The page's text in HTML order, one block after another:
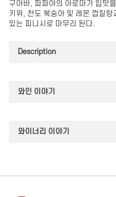
구아바, 파파야의 아로마가 입맛
키위, 천도 복숭아 및 레몬 껍질향
있는 피니시로 마무리 된다.
Description
와인 이야기
와이너리 이야기